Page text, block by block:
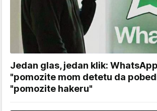
Jedan glas, jedan klik:
"pomozite mom detetu da
"pomozite hakeru"